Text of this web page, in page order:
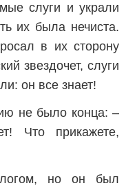
слуги и украли
их была нечиста.
в их сторону
звездочет, слуги
он все знает!
не было конца: –
Что прикажете,
но он был